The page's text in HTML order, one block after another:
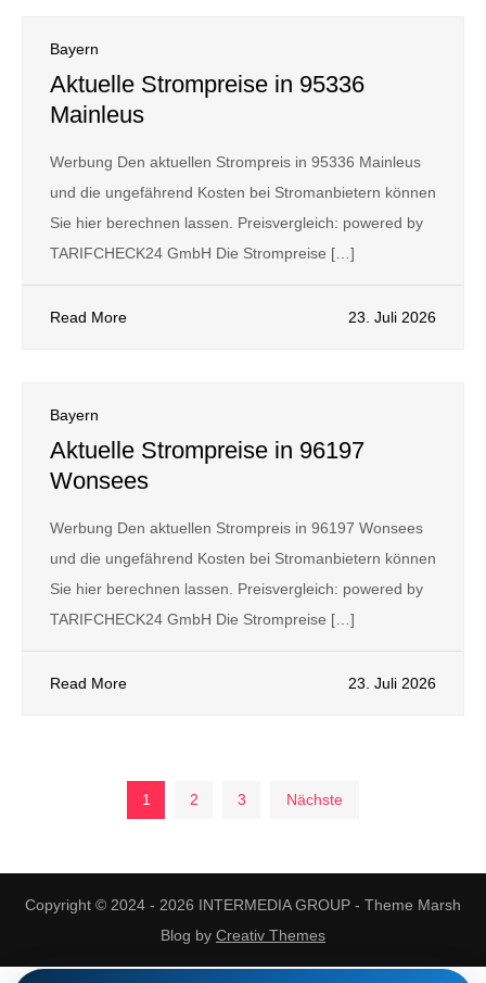
Bayern
Aktuelle Strompreise in 95336
Mainleus
Werbung Den aktuellen Strompreis in 95336 Mainleus
und die ungefährend Kosten bei Stromanbietern können
Sie hier berechnen lassen. Preisvergleich: powered by
TARIFCHECK24 GmbH Die Strompreise […]
Read More 23. Juli 2026
Bayern
Aktuelle Strompreise in 96197
Wonsees
Werbung Den aktuellen Strompreis in 96197 Wonsees
und die ungefährend Kosten bei Stromanbietern können
Sie hier berechnen lassen. Preisvergleich: powered by
TARIFCHECK24 GmbH Die Strompreise […]
Read More 23. Juli 2026
Seitennummerierung
der
Beiträge
1 2 3 Nächste
Copyright © 2024 - 2026 INTERMEDIA GROUP - Theme Marsh
Blog by Creativ Themes